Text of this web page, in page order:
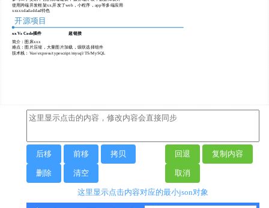
后移 前移 拷贝
删除 清空
回退 复制内容
取消
这里显示点击内容对应的最小json对象